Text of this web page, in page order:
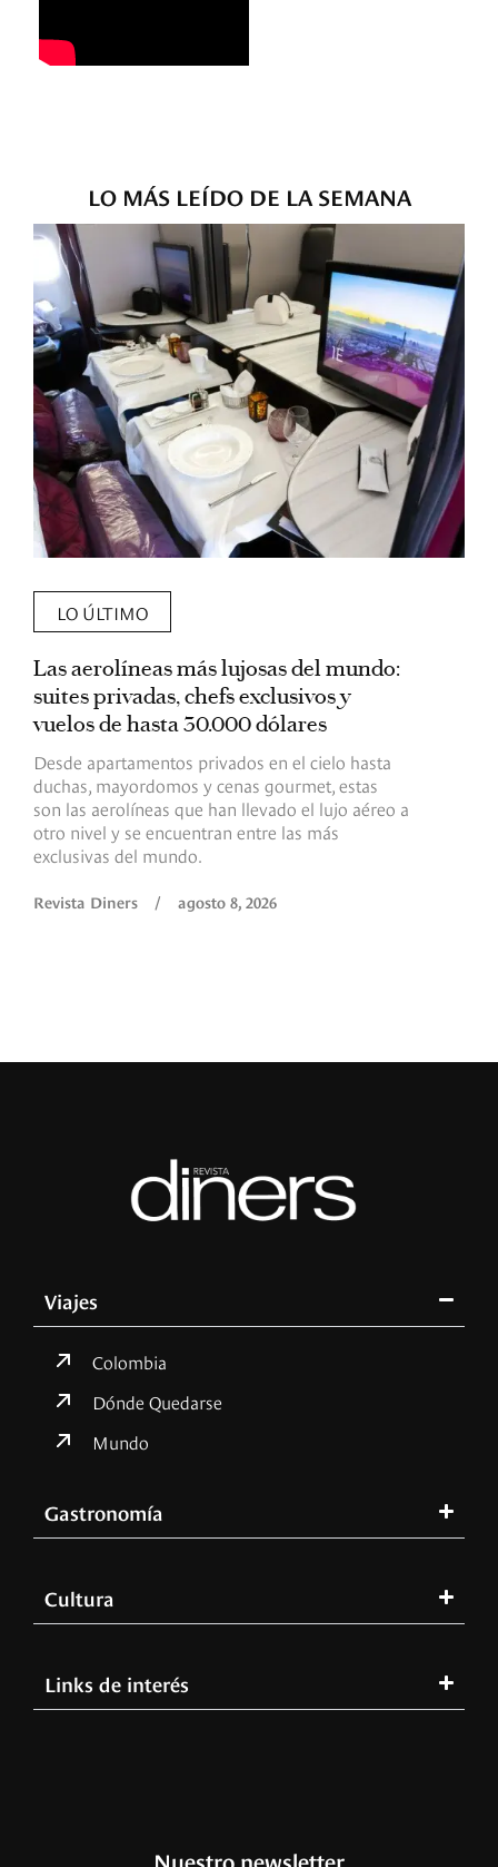
LO MÁS LEÍDO DE LA SEMANA
LO ÚLTIMO
Las aerolíneas más lujosas del mundo:
suites privadas, chefs exclusivos y
vuelos de hasta 30.000 dólares
Desde apartamentos privados en el cielo hasta
duchas, mayordomos y cenas gourmet, estas
son las aerolíneas que han llevado el lujo aéreo a
otro nivel y se encuentran entre las más
exclusivas del mundo.
Revista Diners / agosto 8, 2026
Viajes
Colombia
Dónde Quedarse
Mundo
Gastronomía
Cultura
Links de interés
Nuestro newsletter